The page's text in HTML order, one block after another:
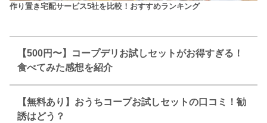
作り置き宅配サービス5社を比較！おすすめランキング
【500円〜】コープデリお試しセットがお得すぎる！
食べてみた感想を紹介
【無料あり】おうちコープお試しセットの口コミ！勧
誘はどう？